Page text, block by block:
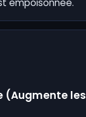
empoisonnée.
(Augmente